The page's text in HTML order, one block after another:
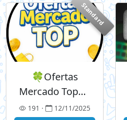
Standard
🍀Ofertas
Mercado Top🛒
🛍️
191 · 12/11/2025